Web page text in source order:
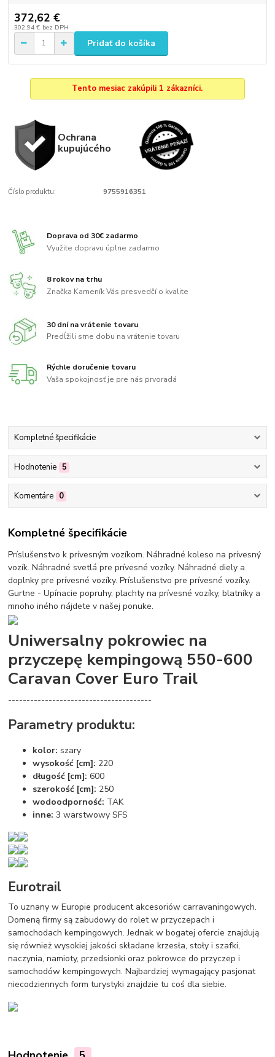
372,62 €
302,94 € bez DPH
Pridať do košíka
Tento mesiac zakúpili 1 zákazníci.
Ochrana
kupujúcého
Číslo produktu: 9755916351
Doprava od 30€ zadarmo
Využite dopravu úplne zadarmo
8 rokov na trhu
Značka Kameník Vás presvedčí o kvalite
30 dní na vrátenie tovaru
Predĺžili sme dobu na vrátenie tovaru
Rýchle doručenie tovaru
Vaša spokojnosť je pre nás prvoradá
Kompletné špecifikácie
Hodnotenie 5
Komentáre 0
Kompletné špecifikácie
Príslušenstvo k prívesným vozíkom. Náhradné koleso na prívesný
vozík. Náhradné svetlá pre prívesné vozíky. Náhradné diely a
doplnky pre prívesné vozíky. Príslušenstvo pre prívesné vozíky.
Gurtne - Upínacie popruhy, plachty na prívesné vozíky, blatníky a
mnoho iného nájdete v našej ponuke.
Uniwersalny pokrowiec na
przyczepę kempingową 550-600
Caravan Cover Euro Trail
---------------------------------------
Parametry produktu:
kolor: szary
wysokość [cm]: 220
długość [cm]: 600
szerokość [cm]: 250
wodoodporność: TAK
inne: 3 warstwowy SFS
Eurotrail
To uznany w Europie producent akcesoriów carravaningowych.
Domeną firmy są zabudowy do rolet w przyczepach i
samochodach kempingowych. Jednak w bogatej ofercie znajdują
się również wysokiej jakości składane krzesła, stoły i szafki,
naczynia, namioty, przedsionki oraz pokrowce do przyczep i
samochodów kempingowych. Najbardziej wymagający pasjonat
niecodziennych form turystyki znajdzie tu coś dla siebie.